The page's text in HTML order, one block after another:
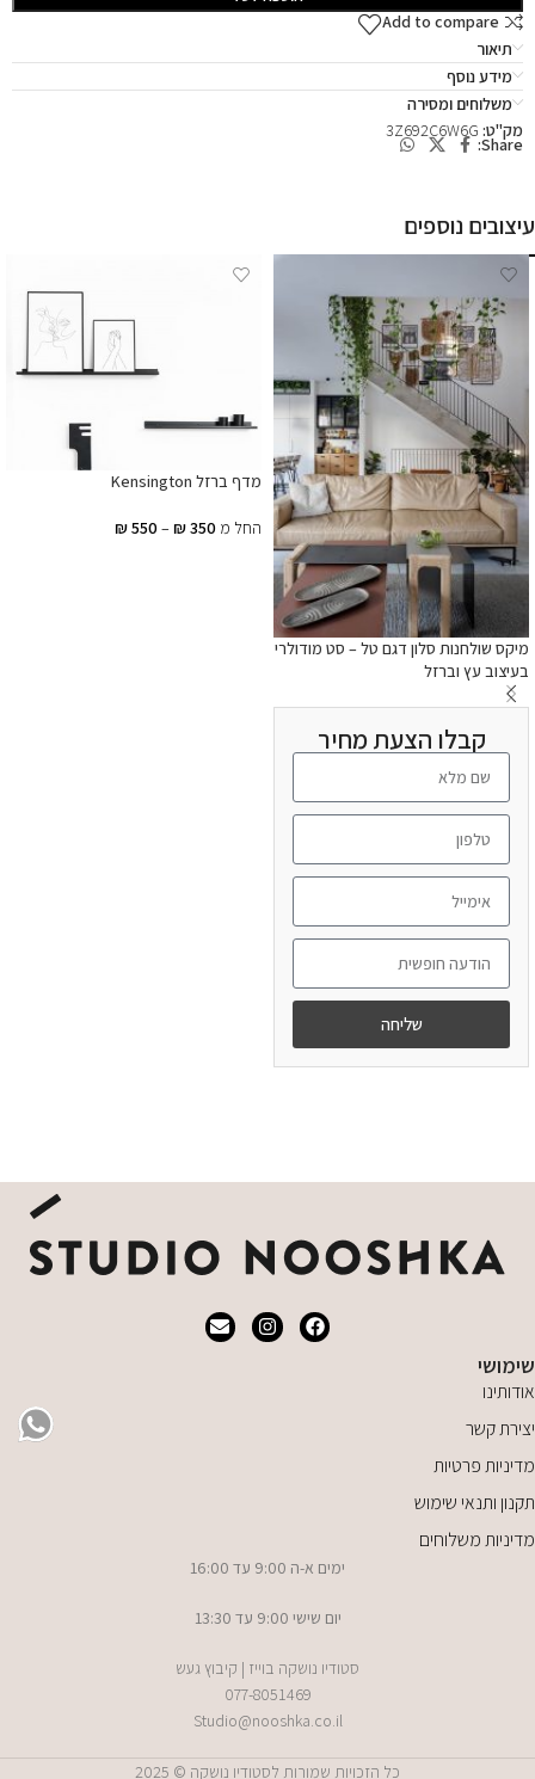
Add to compare
תיאור
מידע נוסף
משלוחים ומסירה
מק"ט: 3Z692C6W6G
Share:
עיצובים נוספים
מיקס שולחנות סלון דגם טל – סט מודולרי
בעיצוב עץ וברזל
קבלו הצעת מחיר
שליחה
מדף ברזל Kensington
החל מ ₪350
–
₪550
שימושי
אודותינו
יצירת קשר
מדיניות פרטיות
תקנון ותנאי שימוש
מדיניות משלוחים
ימים א-ה 9:00 עד 16:00
יום שישי 9:00 עד 13:30
סטודיו נושקה בוייז | קיבוץ געש
077-8051469
Studio@nooshka.co.il
כל הזכויות שמורות לסטודיו נושקה © 2025